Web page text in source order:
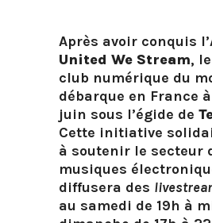
Après avoir conquis
United We Stream,
club numérique du
débarque en France
juin sous l’égide de
Cette initiative
à soutenir le secteur
musiques
diffusera des
au samedi de 19h à